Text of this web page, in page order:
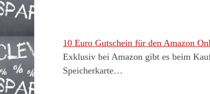
10 Euro Gutschein für den Amazon
Exklusiv bei Amazon gibt es beim
Speicherkarte…